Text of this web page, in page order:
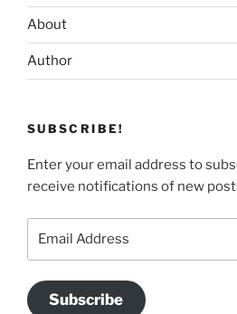
About
Author
SUBSCRIBE!
Enter your email address to
receive notifications of new
Subscribe